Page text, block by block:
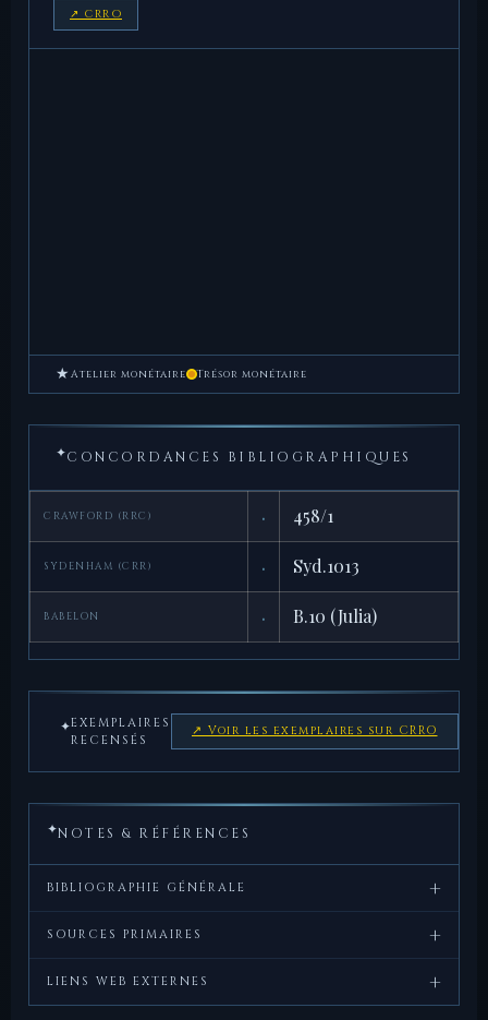
↗ CRRO
★ Atelier monétaire Trésor monétaire
✦CONCORDANCES BIBLIOGRAPHIQUES
CRAWFORD (RRC) · 458/1
SYDENHAM (CRR) · Syd.1013
BABELON · B.10 (Julia)
✦EXEMPLAIRES
RECENSÉS
↗ Voir les exemplaires sur CRRO
✦NOTES & RÉFÉRENCES
BIBLIOGRAPHIE GÉNÉRALE +
Crawford,
M.H.,
Roman
Republican
Coinage
University Press, 1974.
SOURCES PRIMAIRES +
Virgile,Énéide, Livre II — la fuite d'Énée portant
Anchise hors de Troie en flammes.
LIENS WEB EXTERNES +